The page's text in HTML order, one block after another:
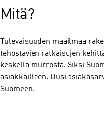
Mitä?
Tulevaisuuden maailmaa
tehostavien ratkaisujen
keskellä murrosta. Siksi
asiakkailleen. Uusi
Suomeen.